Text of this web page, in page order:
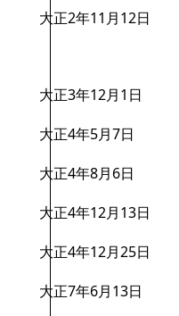
大正2年11月12日
大正3年12月1日
大正4年5月7日
大正4年8月6日
大正4年12月13日
大正4年12月25日
大正7年6月13日